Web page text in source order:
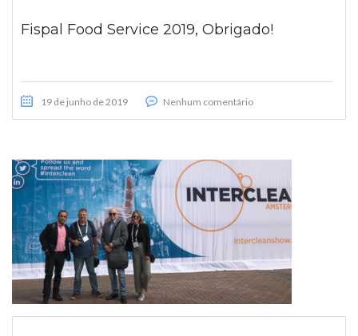
Fispal Food Service 2019, Obrigado!
19 de junho de 2019 Nenhum comentário